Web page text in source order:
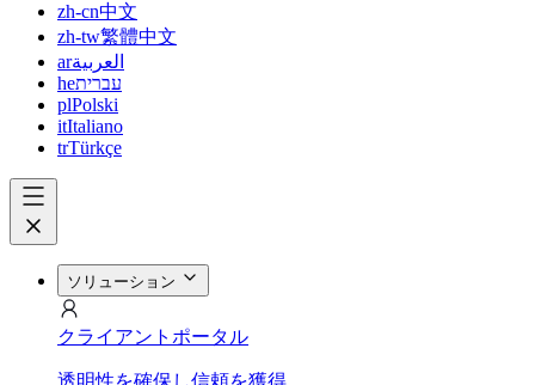
zh-cn中文
zh-tw繁體中文
arالعربية
heעברית
plPolski
itItaliano
trTürkçe
ソリューション
クライアントポータル
透明性を確保し信頼を獲得